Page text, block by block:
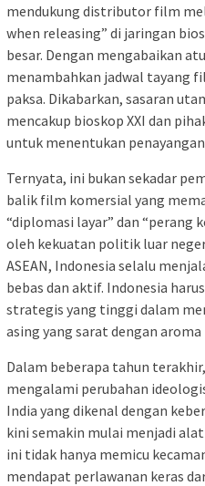
mendukung distributor film
when releasing” di jaringan
besar. Dengan mengabaikan
menambahkan jadwal tayang
paksa. Dikabarkan, sasaran
mencakup bioskop XXI dan
untuk menentukan
Ternyata, ini bukan sekadar
balik film komersial yang
“diplomasi layar” dan “perang
oleh kekuatan politik luar
ASEAN, Indonesia selalu
bebas dan aktif. Indonesia
strategis yang tinggi dalam
asing yang sarat dengan
Dalam beberapa tahun
mengalami perubahan
India yang dikenal dengan
kini semakin mulai menjadi
ini tidak hanya memicu
mendapat perlawanan keras